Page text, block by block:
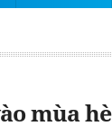
mùa hè